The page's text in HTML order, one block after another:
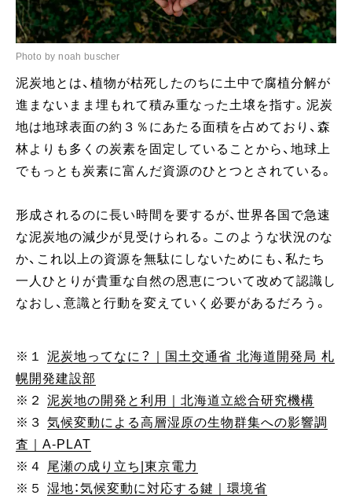
Photo by noah buscher
泥炭地とは、植物が枯死したのちに土中で腐植分解が
進まないまま埋もれて積み重なった土壌を指す。泥炭
地は地球表面の約３％にあたる面積を占めており、森
林よりも多くの炭素を固定していることから、地球上
でもっとも炭素に富んだ資源のひとつとされている。
形成されるのに長い時間を要するが、世界各国で急速
な泥炭地の減少が見受けられる。このような状況のな
か、これ以上の資源を無駄にしないためにも、私たち
一人ひとりが貴重な自然の恩恵について改めて認識し
なおし、意識と行動を変えていく必要があるだろう。
※１ 泥炭地ってなに？｜国土交通省 北海道開発局 札
幌開発建設部
※２ 泥炭地の開発と利用｜北海道立総合研究機構
※３ 気候変動による高層湿原の生物群集への影響調
査｜A-PLAT
※４
尾瀬の成り立ち|東京電力
※５ 湿地：気候変動に対応する鍵｜環境省